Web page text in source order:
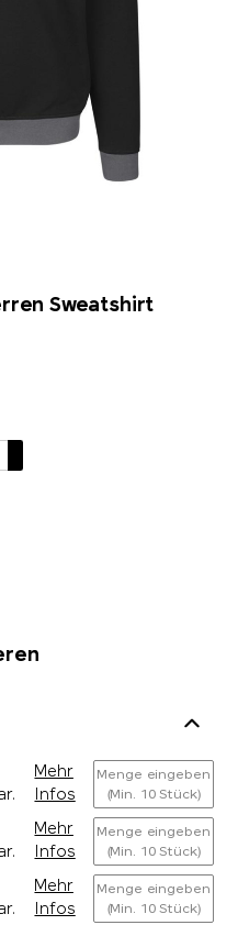
Sweatshirt
Mehr
Infos
Menge eingeben
(Min. 10 Stück)
Mehr
Infos
Menge eingeben
(Min. 10 Stück)
Mehr
Infos
Menge eingeben
(Min. 10 Stück)